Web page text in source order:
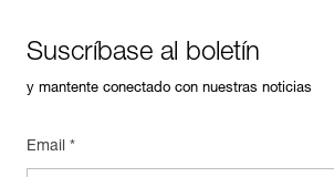
Suscríbase al boletín
y mantente conectado con nuestras noticias
Email *